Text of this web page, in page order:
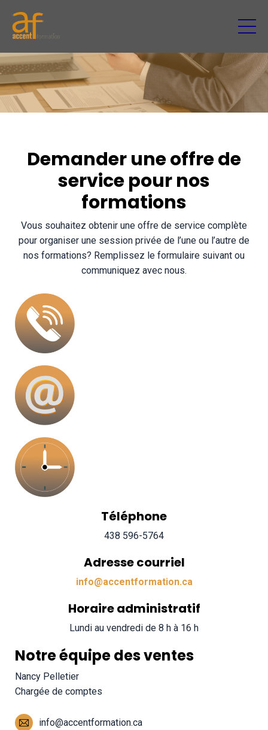
Demander une offre de
service pour nos
formations
Vous souhaitez obtenir une offre de service complète
pour organiser une session privée de l’une ou l’autre de
nos formations? Remplissez le formulaire suivant ou
communiquez avec nous.
Téléphone
438 596-5764
Adresse courriel
info@accentformation.ca
Horaire administratif
Lundi au vendredi de 8 h à 16 h
Notre équipe des ventes
Nancy Pelletier
Chargée de comptes
info@accentformation.ca